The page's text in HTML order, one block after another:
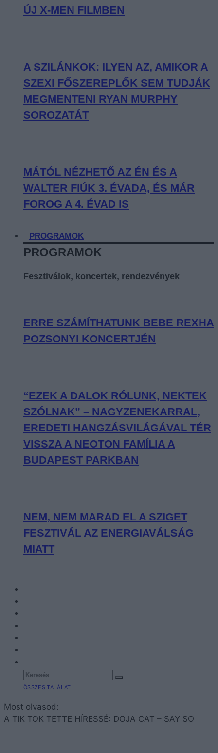
ÚJ X-MEN FILMBEN
A SZILÁNKOK: ILYEN AZ, AMIKOR A
SZEXI FŐSZEREPLŐK SEM TUDJÁK
MEGMENTENI RYAN MURPHY
SOROZATÁT
MÁTÓL NÉZHETŐ AZ ÉN ÉS A
WALTER FIÚK 3. ÉVADA, ÉS MÁR
FOROG A 4. ÉVAD IS
PROGRAMOK
PROGRAMOK
Fesztiválok, koncertek, rendezvények
ERRE SZÁMÍTHATUNK BEBE REXHA
POZSONYI KONCERTJÉN
“EZEK A DALOK RÓLUNK, NEKTEK
SZÓLNAK” – NAGYZENEKARRAL,
EREDETI HANGZÁSVILÁGÁVAL TÉR
VISSZA A NEOTON FAMÍLIA A
BUDAPEST PARKBAN
NEM, NEM MARAD EL A SZIGET
FESZTIVÁL AZ ENERGIAVÁLSÁG
MIATT
ÖSSZES TALÁLAT
Most olvasod:
A TIK TOK TETTE HÍRESSÉ: DOJA CAT – SAY SO